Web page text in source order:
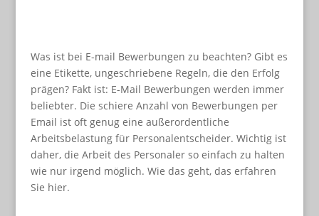
Was ist bei E-mail Bewerbungen zu beachten? Gibt es
eine Etikette, ungeschriebene Regeln, die den Erfolg
prägen? Fakt ist: E-Mail Bewerbungen werden immer
beliebter. Die schiere Anzahl von Bewerbungen per
Email ist oft genug eine außerordentliche
Arbeitsbelastung für Personalentscheider. Wichtig ist
daher, die Arbeit des Personaler so einfach zu halten
wie nur irgend möglich. Wie das geht, das erfahren
Sie hier.